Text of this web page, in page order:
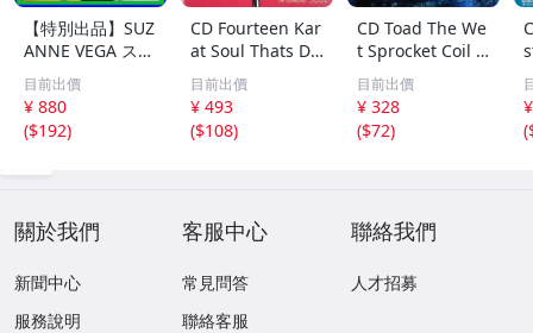
【特別出品】SUZ
ANNE VEGA スザ
ンヌ・ヴェガ 精
選集 100歌 音楽D
L(MP3CD)☆
目前出價
¥ 880
($192)
CD Fourteen Kar
at Soul Thats Do
o-Wapp Acappel
la PCCY00374 Ca
nyon Internatio
nal /00110
目前出價
¥ 493
($108)
CD Toad The We
t Sprocket Coil C
K67862 Columbi
a /00110
目前出價
¥ 328
($72)
(
關於我們
新聞中心
服務說明
客服中心
常見問答
聯絡客服
聯絡我們
人才招募